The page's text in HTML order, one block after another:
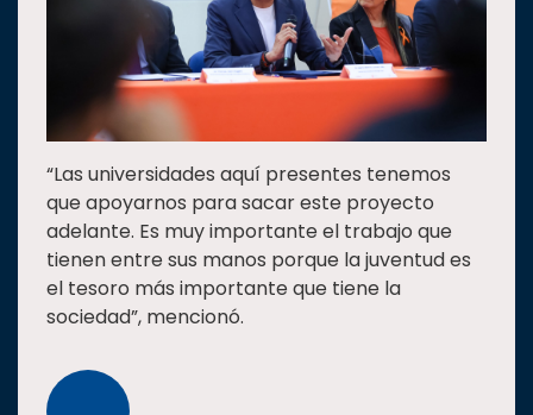
“Las universidades aquí presentes tenemos
que apoyarnos para sacar este proyecto
adelante. Es muy importante el trabajo que
tienen entre sus manos porque la juventud es
el tesoro más importante que tiene la
sociedad”, mencionó.